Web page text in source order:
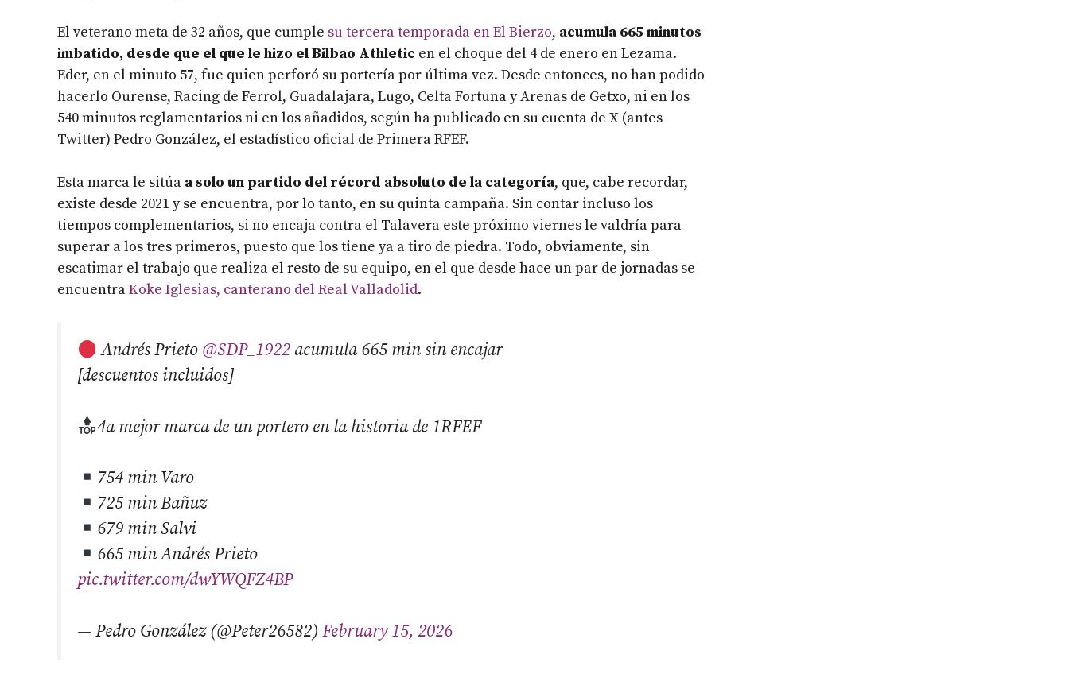
El veterano meta de 32 años, que cumple su tercera temporada en El Bierzo, acumula 665 minutos
imbatido, desde que el que le hizo el Bilbao Athletic en el choque del 4 de enero en Lezama.
Eder, en el minuto 57, fue quien perforó su portería por última vez. Desde entonces, no han podido
hacerlo Ourense, Racing de Ferrol, Guadalajara, Lugo, Celta Fortuna y Arenas de Getxo, ni en los
540 minutos reglamentarios ni en los añadidos, según ha publicado en su cuenta de X (antes
Twitter) Pedro González, el estadístico oficial de Primera RFEF.
Esta marca le sitúa a solo un partido del récord absoluto de la categoría, que, cabe recordar,
existe desde 2021 y se encuentra, por lo tanto, en su quinta campaña. Sin contar incluso los
tiempos complementarios, si no encaja contra el Talavera este próximo viernes le valdría para
superar a los tres primeros, puesto que los tiene ya a tiro de piedra. Todo, obviamente, sin
escatimar el trabajo que realiza el resto de su equipo, en el que desde hace un par de jornadas se
encuentraKoke Iglesias, canterano del Real Valladolid.
Andrés Prieto @SDP_1922acumula 665 min sin encajar
[descuentos incluidos]
4a mejor marca de un portero en la historia de 1RFEF
754 min Varo
725 min Bañuz
679 min Salvi
665 min Andrés Prieto
pic.twitter.com/dwYWQFZ4BP
— Pedro González (@Peter26582) February 15, 2026